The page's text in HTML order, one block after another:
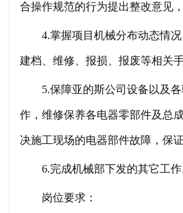
合操作规范的行为提出整改意见
4.掌握项目机械分布动态情
建档、维修、报损、报废等相关手
5.保障亚的斯公司设备以及
作，维修保养各电器零部件及总
决施工现场的电器部件故障，保
6.完成机械部下发的其它工作
岗位要求：